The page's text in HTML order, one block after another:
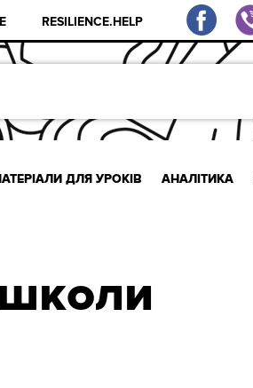
RESILIENCE.HELP
ДЛЯ УРОКІВ АНАЛІТИКА